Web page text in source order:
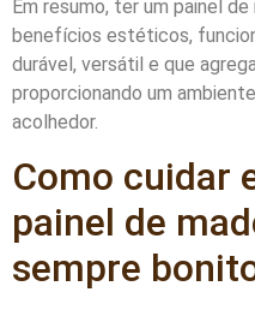
Em resumo, ter um painel
benefícios estéticos,
durável, versátil e que
proporcionando um
acolhedor.
Como cuidar
painel de
sempre